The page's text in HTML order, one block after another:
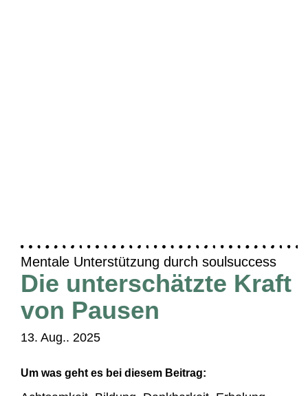
Mentale Unterstützung durch soulsuccess
Die unterschätzte Kraft
von Pausen
13. Aug.. 2025
Um was geht es bei diesem Beitrag: